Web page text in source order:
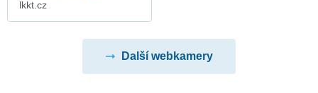
lkkt.cz
Další webkamery